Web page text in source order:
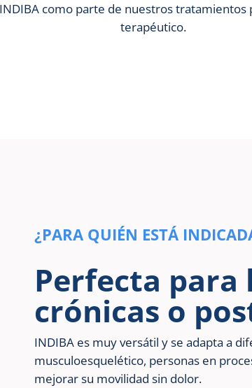
como parte de nuestros
terapéutico.
¿PARA QUIÉN ESTÁ
Perfecta para
crónicas o
INDIBA es muy versátil y se adapta a
musculoesquelético, personas en
mejorar su movilidad sin dolor.